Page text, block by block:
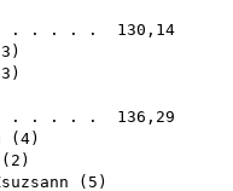
. . . . 130,14
3 )
3 )
. . . . 136,29
( 4)
( 2 )
( 5 )